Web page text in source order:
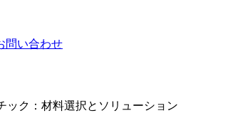
問い合わせ
ック：材料選択とソリューション